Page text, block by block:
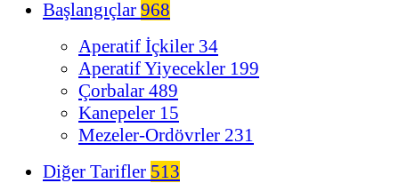
Başlangıçlar 968
Aperatif İçkiler 34
Aperatif Yiyecekler 199
Çorbalar 489
Kanepeler 15
Mezeler-Ordövrler 231
Diğer Tarifler 513